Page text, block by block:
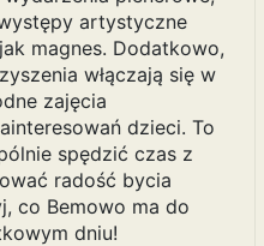
artystyczne
magnes. Dodatkowo,
włączają się w
zajęcia
dzieci. To
spędzić czas z
radość bycia
co Bemowo ma do
dniu!